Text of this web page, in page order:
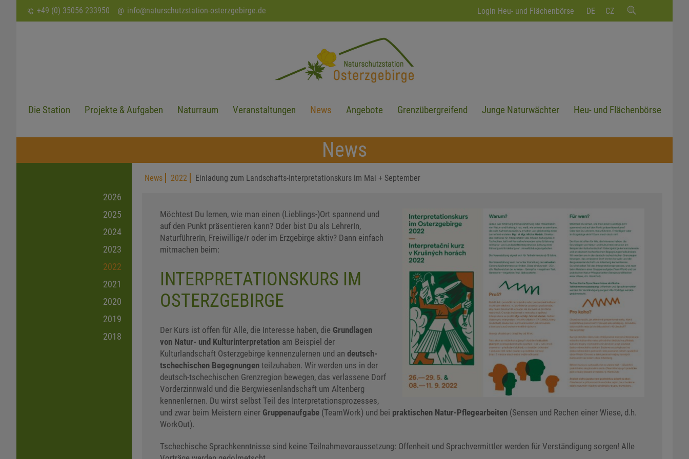
+49 (0) 35056 233950 info@naturschutzstation-osterzgebirge.de Login Heu- und Flächenbörse DE CZ
SUCHEN
Die Station Projekte & Aufgaben Naturraum Veranstaltungen News Angebote Grenzübergreifend Junge Naturwächter Heu- und Flächenbörse
News
2026
2025
2024
2023
2022
2021
2020
2019
2018
News 2022 Einladung zum Landschafts-Interpretationskurs im Mai + September
Möchtest Du lernen, wie man einen (Lieblings-)Ort spannend und
auf den Punkt präsentieren kann? Oder bist Du als LehrerIn,
NaturführerIn, Freiwillige/r oder im Erzgebirge aktiv? Dann einfach
mitmachen beim:
INTERPRETATIONSKURS IM
OSTERZGEBIRGE
Der Kurs ist offen für Alle, die Interesse haben, die Grundlagen
von Natur- und Kulturinterpretation am Beispiel der
Kulturlandschaft Osterzgebirge kennenzulernen und an deutsch-
tschechischen Begegnungen teilzuhaben. Wir werden uns in der
deutsch-tschechischen Grenzregion bewegen, das verlassene Dorf
Vorderzinnwald und die Bergwiesenlandschaft um Altenberg
kennenlernen. Du wirst selbst Teil des Interpretationsprozesses,
und zwar beim Meistern einer Gruppenaufgabe (TeamWork) und bei praktischen Natur-Pflegearbeiten (Sensen und Rechen einer Wiese, d.h.
WorkOut).
Tschechische Sprachkenntnisse sind keine Teilnahmevoraussetzung: Offenheit und Sprachvermittler werden für Verständigung sorgen! Alle